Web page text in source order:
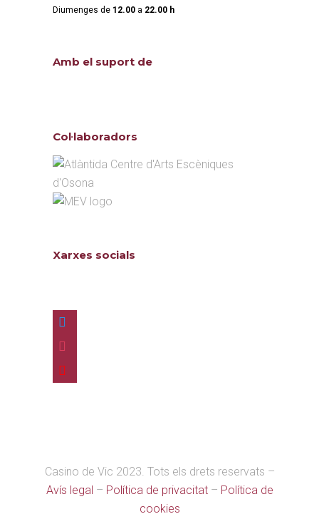
Diumenges de 12.00 a 22.00 h
Amb el suport de
Col·laboradors
Xarxes socials
twitter
instagram
youtube
Casino de Vic 2023. Tots els drets reservats –
Avís legal – Política de privacitat– Política de
cookies